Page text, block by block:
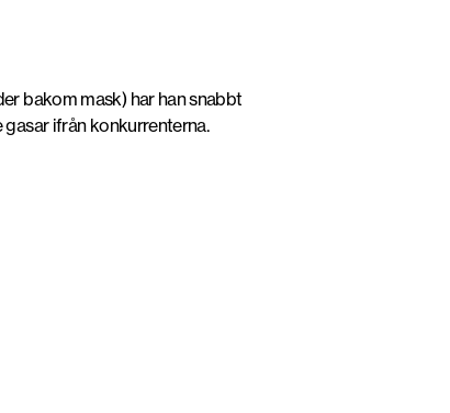
bakom mask) har han snabbt
ifrån konkurrenterna.